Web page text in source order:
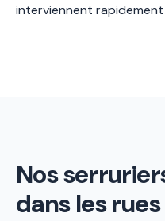
interviennent
Nos
dans les